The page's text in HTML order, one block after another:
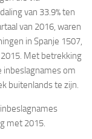
van 33.9% ten
van 2016, waren
in Spanje 1507,
Met betrekking
inbeslagnames om
buitenlands te zijn.
met 2015.